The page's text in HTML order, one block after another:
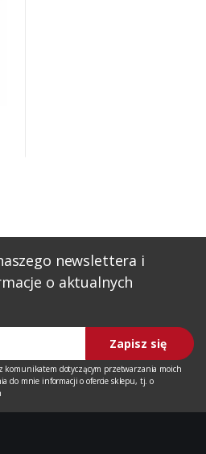
newslettera i
o aktualnych
Zapisz się
komunikatem dotyczącym przetwarzania moich
do mnie informacji o ofercie sklepu, tj. o